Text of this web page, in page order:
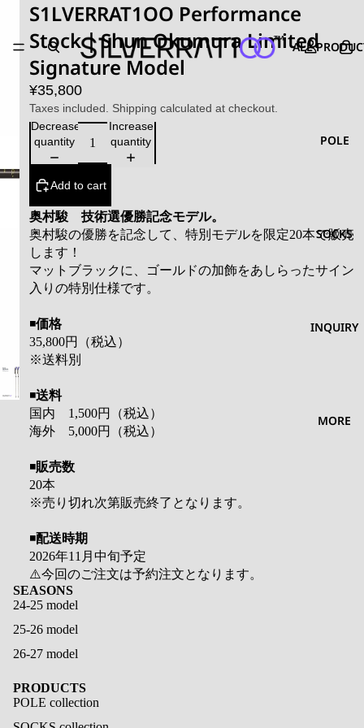
ALL
POLE
SOCKS
INQUIRY
MORE
S1LVERRAT1OO Performance
Stock｜Shun Okumura Limited
Signature Model
¥35,800
Taxes included. Shipping calculated at checkout.
Decrease
quantity
Increase
quantity
Add to cart
奥村駿 技術選優勝記念モデル。
奥村駿の優勝を記念して、特別モデルを限定20本で販売
します！
マットブラックに、ゴールドの加飾をあしらったサイン
入りの特別仕様です。
◾️価格
35,800円（税込）
※送料別
◾️送料
国内 1,500円（税込）
海外 5,000円（税込）
◾️販売数
20本
※売り切れ次第販売終了となります。
◾️配送時期
2026年11 月中旬予定
⚠️今回のご注文は予約注文となります。
SEASONS
24-25 model
25-26 model
26-27 model
PRODUCTS
POLE collection